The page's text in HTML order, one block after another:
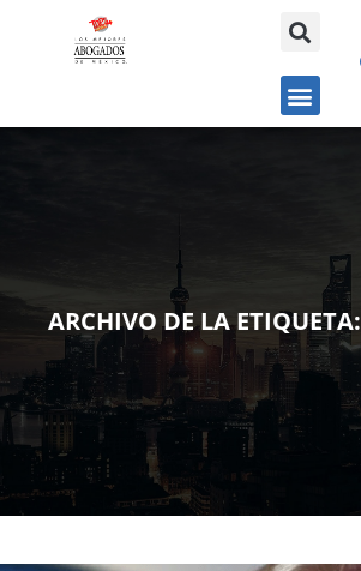
ARCHIVO DE LA ETIQUETA: